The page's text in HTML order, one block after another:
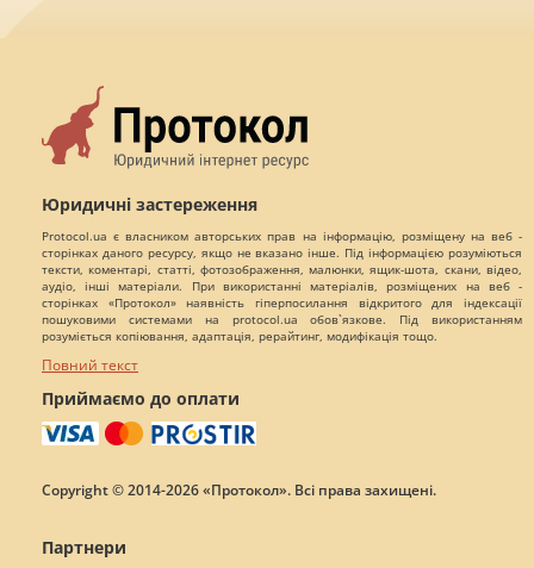
Юридичні застереження
Protocol.ua є власником авторських прав на інформацію, розміщену на веб -
сторінках даного ресурсу, якщо не вказано інше. Під інформацією розуміються
тексти, коментарі, статті, фотозображення, малюнки, ящик-шота, скани, відео,
аудіо, інші матеріали. При використанні матеріалів, розміщених на веб -
сторінках «Протокол» наявність гіперпосилання відкритого для індексації
пошуковими системами на protocol.ua обов`язкове. Під використанням
розуміється копіювання, адаптація, рерайтинг, модифікація тощо.
Повний текст
Приймаємо до оплати
Copyright © 2014-2026 «Протокол». Всі права захищені.
Партнери